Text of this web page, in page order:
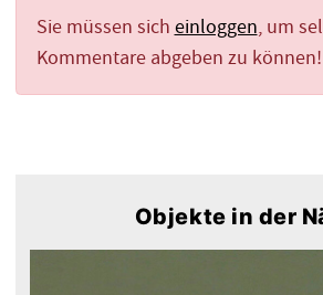
Sie müssen sich einloggen, um
Kommentare abgeben zu können!
Objekte in der